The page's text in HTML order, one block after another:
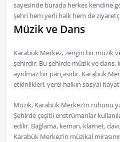
sayesinde burada herkes kendine
şehri hem yerli halk hem de
Müzik ve Dans
Karabük Merkez, zengin bir müzik
şehirdir. Bu şehirde müzik ve dans,
ayrılmaz bir parçasıdır. Karabük
etkinlikleri, yerel halkın sosyal
Müzik, Karabük Merkez’in ruhunu
Şehirde çeşitli enstrümanlar
edilir. Bağlama, keman, klarnet,
Karabük Merkez’in müzikal